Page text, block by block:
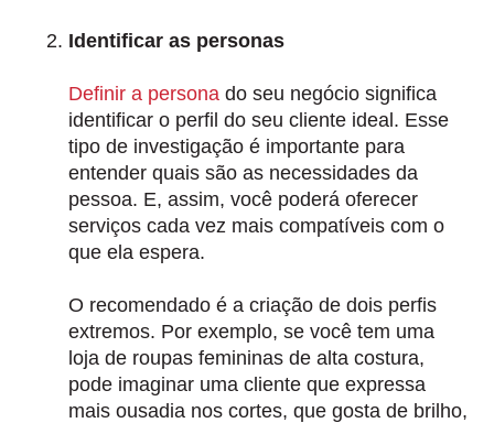
Identificar as personas
Definir a persona do seu negócio significa
identificar o perfil do seu cliente ideal. Esse
tipo de investigação é importante para
entender quais são as necessidades da
pessoa. E, assim, você poderá oferecer
serviços cada vez mais compatíveis com o
que ela espera.
O recomendado é a criação de dois perfis
extremos. Por exemplo, se você tem uma
loja de roupas femininas de alta costura,
pode imaginar uma cliente que expressa
mais ousadia nos cortes, que gosta de brilho,